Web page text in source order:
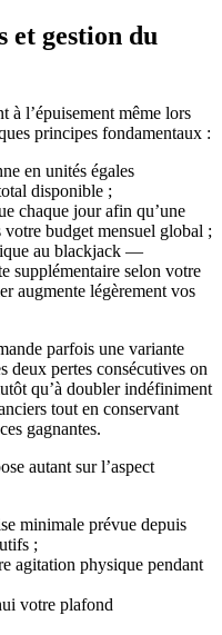
et gestion du
à l’épuisement même lors
principes fondamentaux :
en unités égales
disponible ;
chaque jour afin qu’une
votre budget mensuel global ;
au blackjack —
supplémentaire selon votre
augmente légèrement vos
parfois une variante
deux pertes consécutives on
qu’à doubler indéfiniment
tout en conservant
gagnantes.
autant sur l’aspect
minimale prévue depuis
;
agitation physique pendant
votre plafond